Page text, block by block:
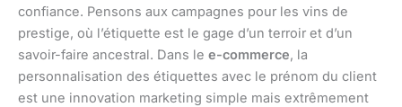
confiance. Pensons aux campagnes pour les vins de
prestige, où l’étiquette est le gage d’un terroir et d’un
savoir-faire ancestral. Dans le e-commerce, la
personnalisation des étiquettes avec le prénom du client
est une innovation marketing simple mais extrêmement